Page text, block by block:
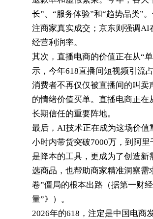
长”、“服务体验”和“趋势品类”
注商家真实成交；京东则强调AI
经营利润率。
其次，直播电商的价值正在从“
示，今年618直播间短视频引流
消费者不再仅仅被直播间的叫卖
的情绪价值买单。直播电商正在
长期信任的重要阵地。
最后，AI技术正在成为这场价值
小时内带货突破7000万，到阿
是降本的工具，更成为了创造
选商品，也帮助商家精准洞察需
卷”僵局的根本出路（据第一财
量”》）。
2026年的618，注定是中国电商